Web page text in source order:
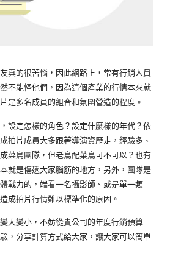
真的很苦惱，因此網路上，常有行銷人員
不能怪他們，因為這個產業的行情本來就
是多名成員的組合和氛圍營造的程度。
設定怎樣的角色？設定什麼樣的年代？依
拍片成員大多跟著導演資歷走，經驗多、
菜鳥團隊，但老鳥配菜鳥可不可以？也有
就是傷透大家腦筋的地方，另外，團隊是
戰力的，端看一名攝影師、或是單一類
成拍片行情難以標準化的原因。
大變小，不妨從貴公司的年度行銷預算
，分享計算方式給大家，讓大家可以簡單